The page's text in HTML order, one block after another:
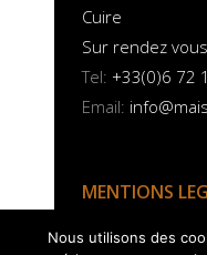
Cuire
Sur rendez
Tel: +33(0)6 72
Email:
MENTIONS
Nous utilisons des